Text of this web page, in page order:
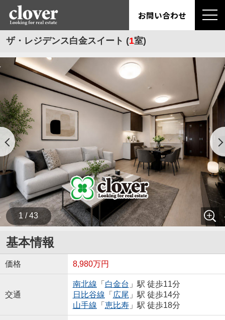
お問い合わせ
ザ・レジデンス白金スイート (1室)
1 / 43
基本情報
価格 8,980万円
交通
南北線 「 白金台 」駅 徒歩11分
日比谷線 「 広尾 」駅 徒歩14分
山手線 「 恵比寿」駅 徒歩18分